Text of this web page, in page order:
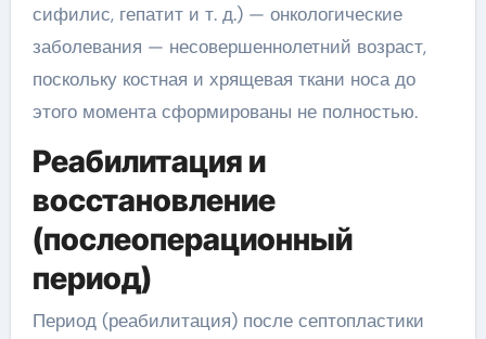
сифилис, гепатит и т. д.) — онкологические
заболевания — несовершеннолетний возраст,
поскольку костная и хрящевая ткани носа до
этого момента сформированы не полностью.
Реабилитация и
восстановление
(послеоперационный
период)
Период (реабилитация) после септопластики